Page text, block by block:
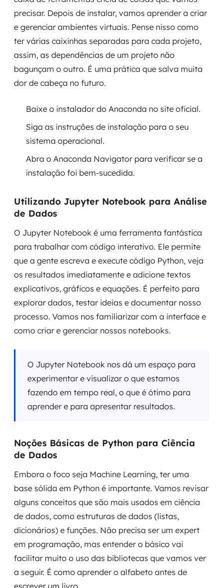
precisar. Depois de instalar, vamos aprender a criar
e gerenciar ambientes virtuais. Pense nisso como
ter várias caixinhas separadas para cada projeto,
assim, as dependências de um projeto não
bagunçam o outro. É uma prática que salva muita
dor de cabeça no futuro.
Baixe o instalador do Anaconda no site oficial.
Siga as instruções de instalação para o seu
sistema operacional.
Abra o Anaconda Navigator para verificar se a
instalação foi bem-sucedida.
Utilizando Jupyter Notebook para Análise
de Dados
O Jupyter Notebook é uma ferramenta fantástica
para trabalhar com código interativo. Ele permite
que a gente escreva e execute código Python, veja
os resultados imediatamente e adicione textos
explicativos, gráficos e equações. É perfeito para
explorar dados, testar ideias e documentar nosso
processo. Vamos nos familiarizar com a interface e
como criar e gerenciar nossos notebooks.
O Jupyter Notebook nos dá um espaço para
experimentar e visualizar o que estamos
fazendo em tempo real, o que é ótimo para
aprender e para apresentar resultados.
Noções Básicas de Python para Ciência
de Dados
Embora o foco seja Machine Learning, ter uma
base sólida em Python é importante. Vamos revisar
alguns conceitos que são mais usados em ciência
de dados, como estruturas de dados (listas,
dicionários) e funções. Não precisa ser um expert
em programação, mas entender o básico vai
facilitar muito o uso das bibliotecas que vamos ver
a seguir. É como aprender o alfabeto antes de
escrever um livro.